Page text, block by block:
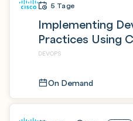
5 Tage
Implementing
Practices Using
DEVOPS
On Demand